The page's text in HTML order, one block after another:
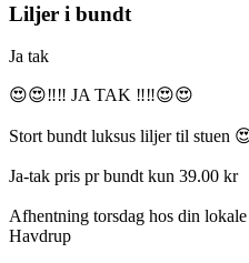
Liljer i bundt
Ja tak
😍😍‼️‼️ JA TAK ‼️‼️😍😍
Stort bundt luksus liljer til stuen
Ja-tak pris pr bundt kun 39.00 kr
Afhentning torsdag hos din
Havdrup